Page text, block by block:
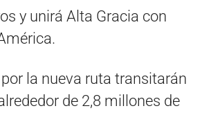
y unirá Alta Gracia con
la nueva ruta transitarán
de 2,8 millones de